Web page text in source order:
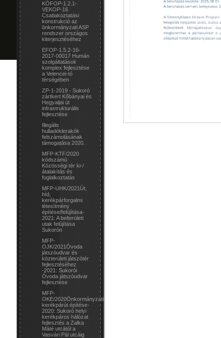
KÖFOP-1.2.1-
VEKOP-16
Csatlakoztatási
konstrukció az
önkormányzati ASP
rendszer országos
kiterjesztéséhez
EFOP-1.5.2-16-
2017-00017 Humán
szolgáltatások
komplex fejlesztése
a Velencei-tó
térségében
ZP-1-2019 - Sukoró
zártkert Kőbányai és
Hegyaljai út
infrastrukturális
fejlesztése
Illegális
hulladéklerakók
felszámolásának
támogatása 2020.
MFP-KTF/2020
kódszámú
Közösségi tér ki-/
átalakítás és
foglalkoztatás
MFP-UHK/2021Út,
híd,
kerékpárforgalmi
létesítmény
építése/felújítása-
2021: A belterületi
utak felújítása
Sukorón
MFP-
OJK/2021Óvoda
játszóudvar és
közterületi játszótér
fejlesztéséhez
-2021: Sukorói
Óvoda játszóudvar
fejlesztése
MFP-
OKE/2020Önkormányzati
kerékpárút építése-
2020: Sukoró helyi
kerékpáros hálózat
fejlesztés a Zalka
Máté utcától a
Vasvári Pál utcáig